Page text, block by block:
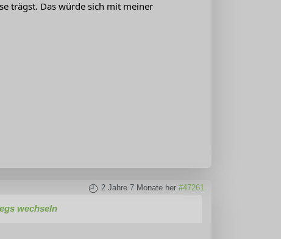
trägst. Das würde sich mit meiner
2 Jahre 7 Monate her #47261
wechseln